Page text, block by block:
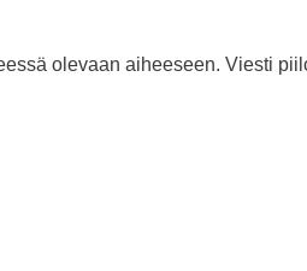
olevaan aiheeseen. Viesti